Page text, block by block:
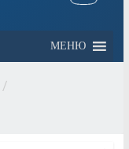
МЕНЮ
/